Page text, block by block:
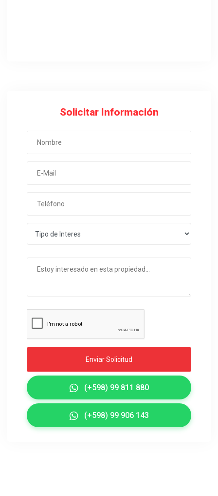
Solicitar Información
Enviar Solicitud
(+598) 99 811 880
(+598) 99 906 143